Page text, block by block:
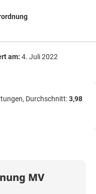
am: 4. Juli 2022
Durchschnitt:3,98
MV